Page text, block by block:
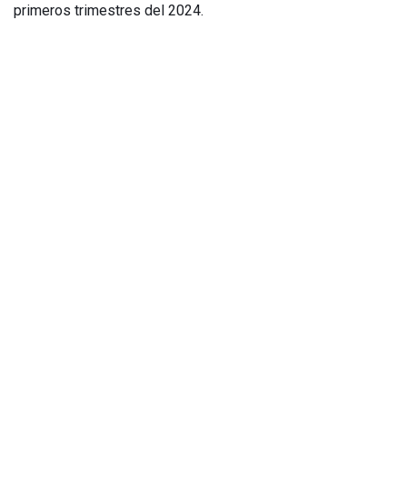
primeros trimestres del 2024.